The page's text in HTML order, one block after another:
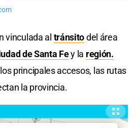
vinculada al tránsitodel área
de Santa Fey la región.
principales accesos, las rutas
la provincia.